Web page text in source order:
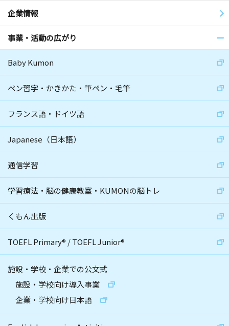
企業情報
事業・活動の広がり
Baby Kumon
ペン習字・かきかた・筆ペン・毛筆
フランス語・ドイツ語
Japanese（日本語）
通信学習
学習療法・脳の健康教室・KUMONの脳トレ
くもん出版
TOEFL Primary® /TOEFL Junior®
施設・学校・企業での公文式
施設・学校向け導入事業
企業・学校向け日本語